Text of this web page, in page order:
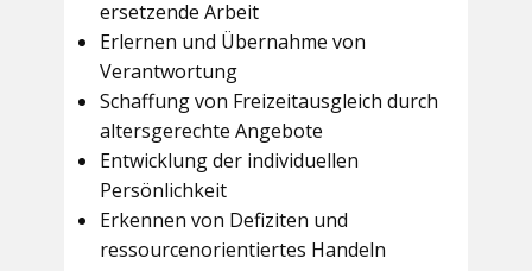
ersetzende Arbeit
Erlernen und Übernahme von
Verantwortung
Schaffung von Freizeitausgleich durch
altersgerechte Angebote
Entwicklung der individuellen
Persönlichkeit
Erkennen von Defiziten und
ressourcenorientiertes Handeln